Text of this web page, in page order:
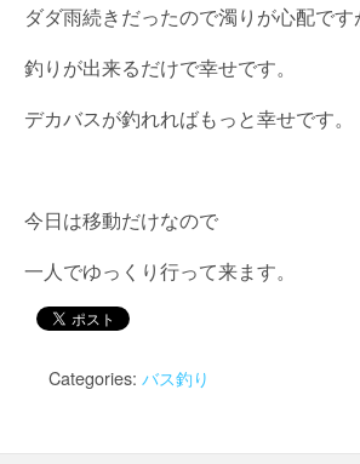
ダダ雨続きだったので濁りが心配です
釣りが出来るだけで幸せです。
デカバスが釣れればもっと幸せです。
今日は移動だけなので
一人でゆっくり行って来ます。
Categories: バス釣り